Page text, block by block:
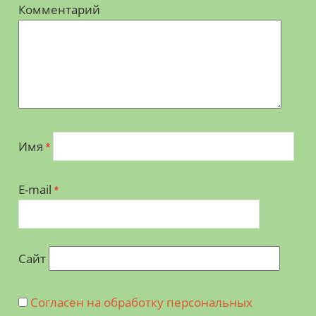
Комментарий
Имя *
E-mail *
Сайт
Согласен на обработку персональных